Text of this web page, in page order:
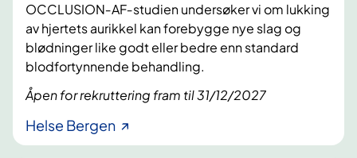
OCCLUSION‑AF‑studien undersøker vi om lukking
av hjertets aurikkel kan forebygge nye slag og
blødninger like godt eller bedre enn standard
blodfortynnende behandling.
Åpen for rekruttering fram til 31/12/2027
Helse Bergen